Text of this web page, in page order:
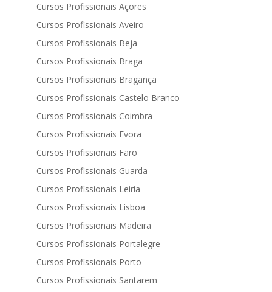
Cursos Profissionais Açores
Cursos Profissionais Aveiro
Cursos Profissionais Beja
Cursos Profissionais Braga
Cursos Profissionais Bragança
Cursos Profissionais Castelo Branco
Cursos Profissionais Coimbra
Cursos Profissionais Evora
Cursos Profissionais Faro
Cursos Profissionais Guarda
Cursos Profissionais Leiria
Cursos Profissionais Lisboa
Cursos Profissionais Madeira
Cursos Profissionais Portalegre
Cursos Profissionais Porto
Cursos Profissionais Santarem